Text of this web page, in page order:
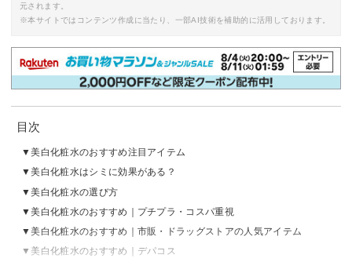
元されます。
※本サイトではコンテンツ作成に当たり、一部AI技術を補助的に活用しております。
目次
美白化粧水のおすすめ注目アイテム
美白化粧水はシミに効果がある？
美白化粧水の選び方
美白化粧水のおすすめ｜プチプラ・コスパ重視
美白化粧水のおすすめ｜市販・ドラッグストアの人気アイテム
美白化粧水のおすすめ｜デパコス